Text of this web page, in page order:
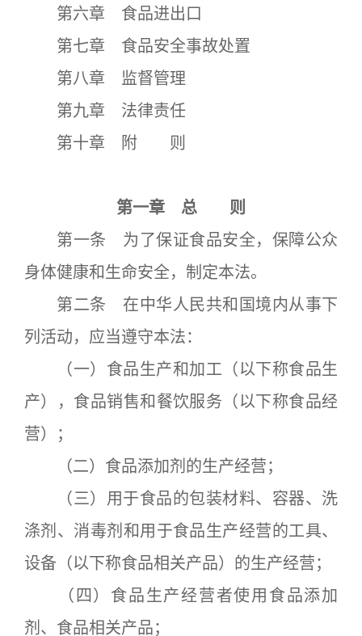
第六章 食品进出口
第七章 食品安全事故处置
第八章 监督管理
第九章 法律责任
第十章 附 则
第一章 总 则
第一条 为了保证食品安全，保障公众
身体健康和生命安全，制定本法。
第二条 在中华人民共和国境内从事下
列活动，应当遵守本法：
（一）食品生产和加工（以下称食品生
产），食品销售和餐饮服务（以下称食品经
营）；
（二）食品添加剂的生产经营；
（三）用于食品的包装材料、容器、洗
涤剂、消毒剂和用于食品生产经营的工具、
设备（以下称食品相关产品）的生产经营；
（四）食品生产经营者使用食品添加
剂、食品相关产品；